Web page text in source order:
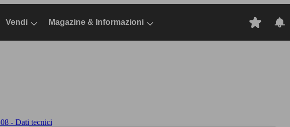
Vendi Magazine & Informazioni
- Dati tecnici